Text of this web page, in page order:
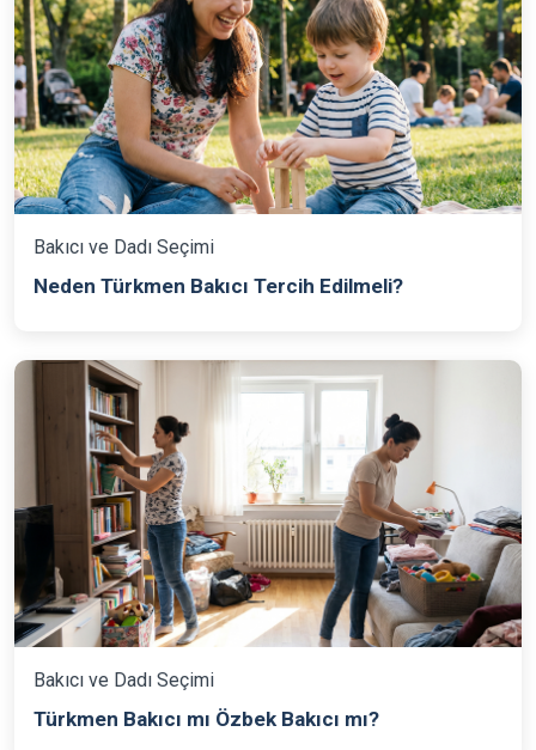
Bakıcı ve Dadı Seçimi
Neden Türkmen Bakıcı Tercih Edilmeli?
Bakıcı ve Dadı Seçimi
Türkmen Bakıcı mı Özbek Bakıcı mı?